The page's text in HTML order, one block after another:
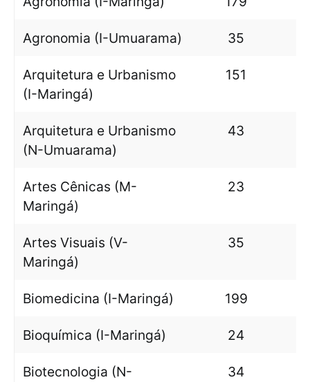
Agronomia (I-Umuarama) 35
Arquitetura e Urbanismo
(I-Maringá)
151
Arquitetura e Urbanismo
(N-Umuarama)
43
Artes Cênicas (M-
Maringá)
23
Artes Visuais (V-
Maringá)
35
Biomedicina (I-Maringá) 199
Bioquímica (I-Maringá) 24
Biotecnologia (N-
34